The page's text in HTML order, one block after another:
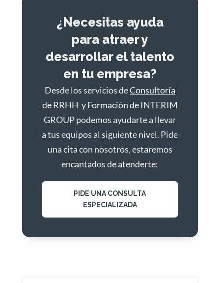
¿Necesitas ayuda
para atraer y
desarrollar el talento
en tu empresa?
Desde los servicios deConsultoría
de RRHH yFormaciónde INTERIM
GROUP podemos ayudarte a llevar
a tus equipos al siguiente nivel. Pide
una cita con nosotros, estaremos
encantados de atenderte:
PIDE UNA CONSULTA
ESPECIALIZADA